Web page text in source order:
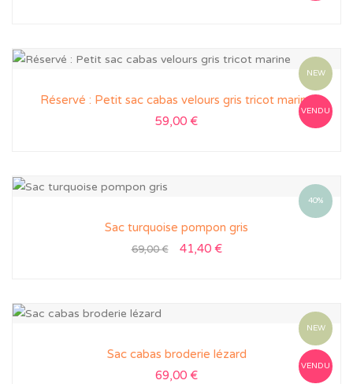
NEW
VENDU
Réservé : Petit sac cabas velours gris tricot marine
59,00 €
40%
Sac turquoise pompon gris
69,00€ 41,40 €
NEW
VENDU
Sac cabas broderie lézard
69,00 €